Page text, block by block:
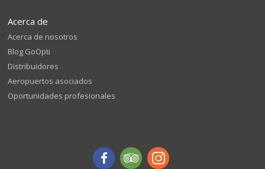
Acerca de
Acerca de nosotros
Blog GoOpti
Distribuidores
Aeropuertos asociados
Oportunidades profesionales